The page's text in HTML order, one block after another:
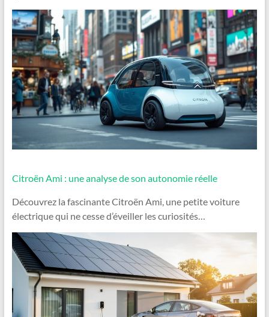
Citroën Ami : une analyse de son autonomie réelle
Découvrez la fascinante Citroën Ami, une petite voiture
électrique qui ne cesse d’éveiller les curiosités…